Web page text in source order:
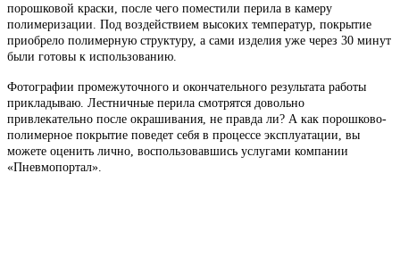
порошковой краски, после чего поместили перила в камеру
полимеризации. Под воздействием высоких температур, покрытие
приобрело полимерную структуру, а сами изделия уже через 30 минут
были готовы к использованию.
Фотографии промежуточного и окончательного результата работы
прикладываю. Лестничные перила смотрятся довольно
привлекательно после окрашивания, не правда ли? А как порошково-
полимерное покрытие поведет себя в процессе эксплуатации, вы
можете оценить лично, воспользовавшись услугами компании
«Пневмопортал».